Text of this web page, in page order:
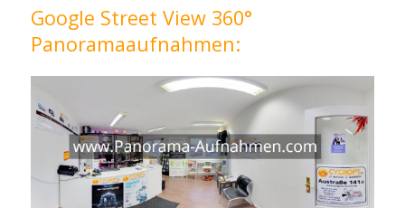
Google Street View 360°
Panoramaaufnahmen: